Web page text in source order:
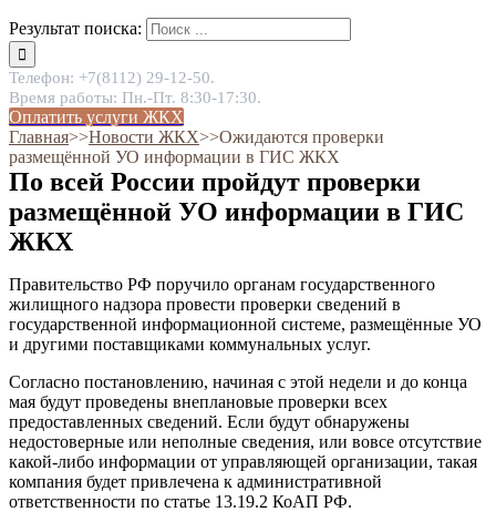
Результат поиска:
Телефон: +7(8112) 29-12-50.
Время работы: Пн.-Пт. 8:30-17:30.
Оплатить услуги ЖКХ
Главная˃˃Новости ЖКХ˃˃Ожидаются проверки
размещённой УО информации в ГИС ЖКХ
По всей России пройдут проверки
размещённой УО информации в ГИС
ЖКХ
Правительство РФ поручило органам государственного
жилищного надзора провести проверки сведений в
государственной информационной системе, размещённые УО
и другими поставщиками коммунальных услуг.
Согласно постановлению, начиная с этой недели и до конца
мая будут проведены внеплановые проверки всех
предоставленных сведений. Если будут обнаружены
недостоверные или неполные сведения, или вовсе отсутствие
какой-либо информации от управляющей организации, такая
компания будет привлечена к административной
ответственности по статье 13.19.2 КоАП РФ.